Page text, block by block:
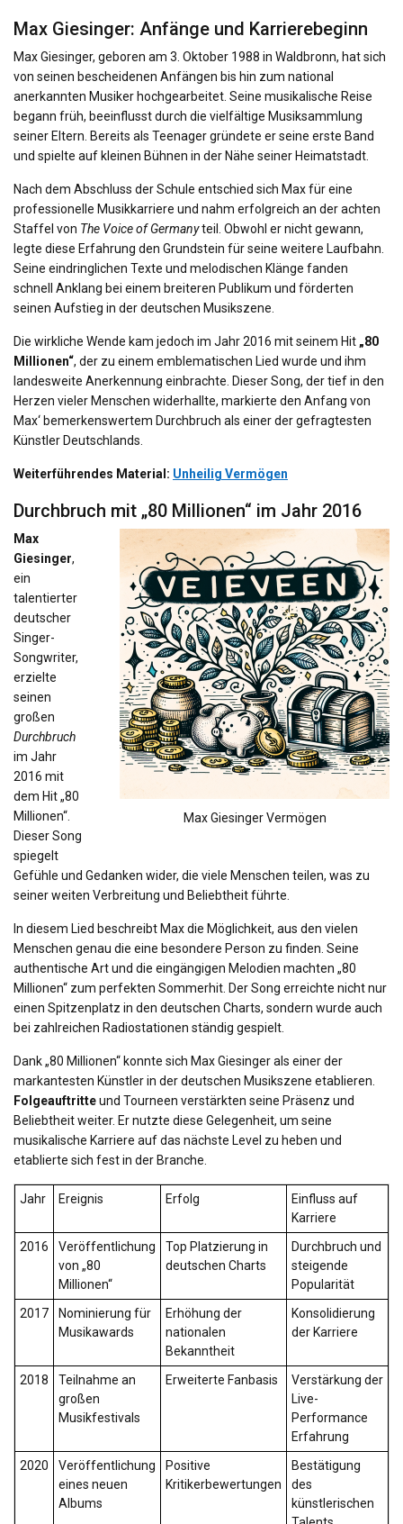
Max Giesinger: Anfänge und Karrierebeginn
Max Giesinger, geboren am 3. Oktober 1988 in Waldbronn, hat sich
von seinen bescheidenen Anfängen bis hin zum national
anerkannten Musiker hochgearbeitet. Seine musikalische Reise
begann früh, beeinflusst durch die vielfältige Musiksammlung
seiner Eltern. Bereits als Teenager gründete er seine erste Band
und spielte auf kleinen Bühnen in der Nähe seiner Heimatstadt.
Nach dem Abschluss der Schule entschied sich Max für eine
professionelle Musikkarriere und nahm erfolgreich an der achten
Staffel von The Voice of Germanyteil. Obwohl er nicht gewann,
legte diese Erfahrung den Grundstein für seine weitere Laufbahn.
Seine eindringlichen Texte und melodischen Klänge fanden
schnell Anklang bei einem breiteren Publikum und förderten
seinen Aufstieg in der deutschen Musikszene.
Die wirkliche Wende kam jedoch im Jahr 2016 mit seinem Hit „80
Millionen“, der zu einem emblematischen Lied wurde und ihm
landesweite Anerkennung einbrachte. Dieser Song, der tief in den
Herzen vieler Menschen widerhallte, markierte den Anfang von
Max‘ bemerkenswertem Durchbruch als einer der gefragtesten
Künstler Deutschlands.
Weiterführendes Material: Unheilig Vermögen
Durchbruch mit „80 Millionen“ im Jahr 2016
Max Giesinger Vermögen
Max
Giesinger,
ein
talentierter
deutscher
Singer-
Songwriter,
erzielte
seinen
großen
Durchbruch
im Jahr
2016 mit
dem Hit „80
Millionen“.
Dieser Song
spiegelt
Gefühle und Gedanken wider, die viele Menschen teilen, was zu
seiner weiten Verbreitung und Beliebtheit führte.
In diesem Lied beschreibt Max die Möglichkeit, aus den vielen
Menschen genau die eine besondere Person zu finden. Seine
authentische Art und die eingängigen Melodien machten „80
Millionen“ zum perfekten Sommerhit. Der Song erreichte nicht nur
einen Spitzenplatz in den deutschen Charts, sondern wurde auch
bei zahlreichen Radiostationen ständig gespielt.
Dank „80 Millionen“ konnte sich Max Giesinger als einer der
markantesten Künstler in der deutschen Musikszene etablieren.
Folgeauftritteund Tourneen verstärkten seine Präsenz und
Beliebtheit weiter. Er nutzte diese Gelegenheit, um seine
musikalische Karriere auf das nächste Level zu heben und
etablierte sich fest in der Branche.
Jahr Ereignis Erfolg
Einfluss auf
Karriere
2016
Veröffentlichung
von „80
Millionen“
Top Platzierung in
deutschen Charts
Durchbruch und
steigende
Popularität
2017
Nominierung für
Musikawards
Erhöhung der
nationalen
Bekanntheit
Konsolidierung
der Karriere
2018
Teilnahme an
großen
Musikfestivals
Erweiterte Fanbasis
Verstärkung der
Live-
Performance
Erfahrung
2020
Veröffentlichung
eines neuen
Albums
Positive
Kritikerbewertungen
Bestätigung
des
künstlerischen